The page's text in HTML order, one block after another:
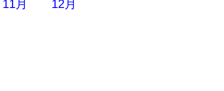
11月 12月